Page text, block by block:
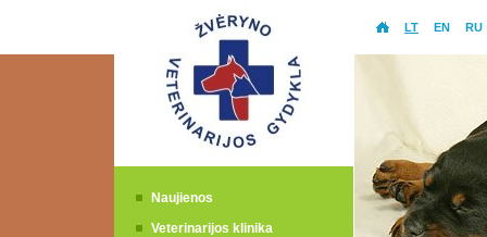
Naujienos
Veterinarijos klinika
LT EN RU